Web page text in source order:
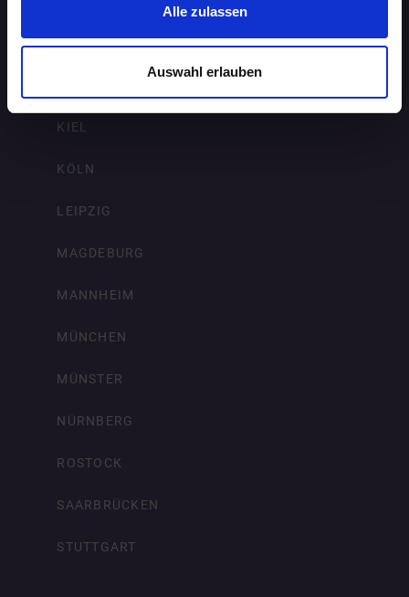
Alle zulassen
Auswahl erlauben
HANNOVER
KIEL
KÖLN
LEIPZIG
MAGDEBURG
MANNHEIM
MÜNCHEN
MÜNSTER
NÜRNBERG
ROSTOCK
SAARBRÜCKEN
STUTTGART